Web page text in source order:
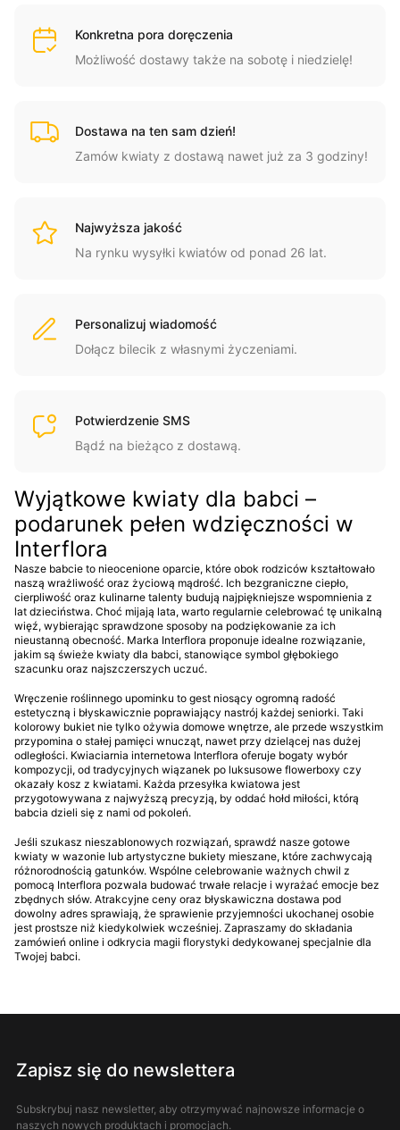
Konkretna pora doręczenia
Możliwość dostawy także na sobotę i niedzielę!
Dostawa na ten sam dzień!
Zamów kwiaty z dostawą nawet już za 3 godziny!
Najwyższa jakość
Na rynku wysyłki kwiatów od ponad 26 lat.
Personalizuj wiadomość
Dołącz bilecik z własnymi życzeniami.
Potwierdzenie SMS
Bądź na bieżąco z dostawą.
Wyjątkowe kwiaty dla babci –
podarunek pełen wdzięczności w
Interflora
Nasze babcie to nieocenione oparcie, które obok rodziców kształtowało
naszą wrażliwość oraz życiową mądrość. Ich bezgraniczne ciepło,
cierpliwość oraz kulinarne talenty budują najpiękniejsze wspomnienia z
lat dzieciństwa. Choć mijają lata, warto regularnie celebrować tę unikalną
więź, wybierając sprawdzone sposoby na podziękowanie za ich
nieustanną obecność. Marka Interflora proponuje idealne rozwiązanie,
jakim są świeże kwiaty dla babci, stanowiące symbol głębokiego
szacunku oraz najszczerszych uczuć.
Wręczenie roślinnego upominku to gest niosący ogromną radość
estetyczną i błyskawicznie poprawiający nastrój każdej seniorki. Taki
kolorowy bukiet nie tylko ożywia domowe wnętrze, ale przede wszystkim
przypomina o stałej pamięci wnucząt, nawet przy dzielącej nas dużej
odległości. Kwiaciarnia internetowa Interflora oferuje bogaty wybór
kompozycji, od tradycyjnych wiązanek po luksusowe flowerboxy czy
okazały kosz z kwiatami. Każda przesyłka kwiatowa jest
przygotowywana z najwyższą precyzją, by oddać hołd miłości, którą
babcia dzieli się z nami od pokoleń.
Jeśli szukasz nieszablonowych rozwiązań, sprawdź nasze gotowe
kwiaty w wazonie lub artystyczne bukiety mieszane, które zachwycają
różnorodnością gatunków. Wspólne celebrowanie ważnych chwil z
pomocą Interflora pozwala budować trwałe relacje i wyrażać emocje bez
zbędnych słów. Atrakcyjne ceny oraz błyskawiczna dostawa pod
dowolny adres sprawiają, że sprawienie przyjemności ukochanej osobie
jest prostsze niż kiedykolwiek wcześniej. Zapraszamy do składania
zamówień online i odkrycia magii florystyki dedykowanej specjalnie dla
Twojej babci.
Zapisz się do newslettera
Subskrybuj nasz newsletter, aby otrzymywać najnowsze informacje o
naszych nowych produktach i promocjach.